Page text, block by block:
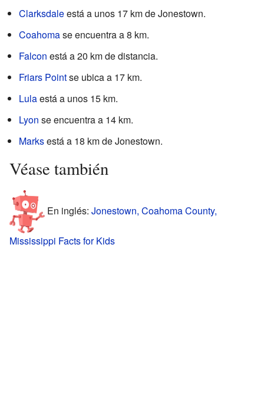
Clarksdaleestá a unos 17 km de Jonestown.
Coahomase encuentra a 8 km.
Falcon está a 20 km de distancia.
Friars Pointse ubica a 17 km.
Lulaestá a unos 15 km.
Lyon se encuentra a 14 km.
Marksestá a 18 km de Jonestown.
Véase también
En inglés: Jonestown, Coahoma County,
Mississippi Facts for Kids